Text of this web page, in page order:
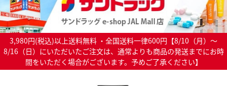
3,980円(税込)以上送料無料 ・全国送料一律600円【8/10（月）～
8/16（日）にいただいたご注文は、通常よりも商品の発送までにお時
間をいただく場合がございます。予めご了承ください】